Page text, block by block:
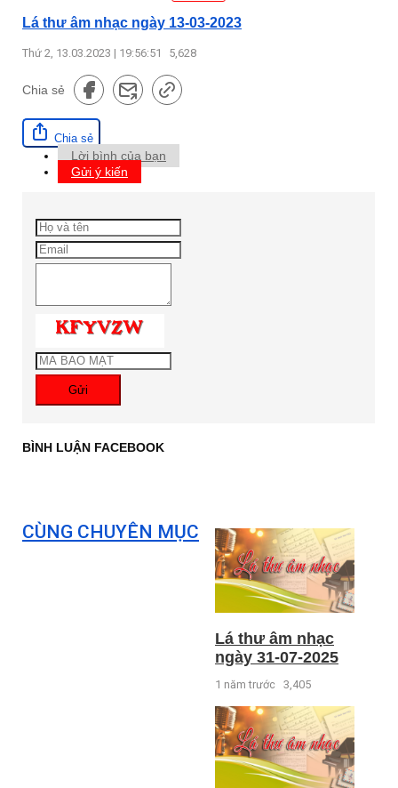
Lá thư âm nhạc ngày 13-03-2023
Thứ 2, 13.03.2023 | 19:56:51 5,628
Chia sẻ
Chia sẻ
Lời bình của bạn
Gửi ý kiến
Gửi
BÌNH LUẬN FACEBOOK
CÙNG CHUYÊN MỤC
Lá thư âm nhạc
ngày 31-07-2025
1 năm trước 3,405